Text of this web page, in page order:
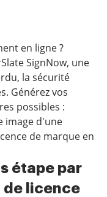
en ligne ?
SignNow, une
la sécurité
Générez vos
possibles :
image d'une
de marque en
étape par
de licence